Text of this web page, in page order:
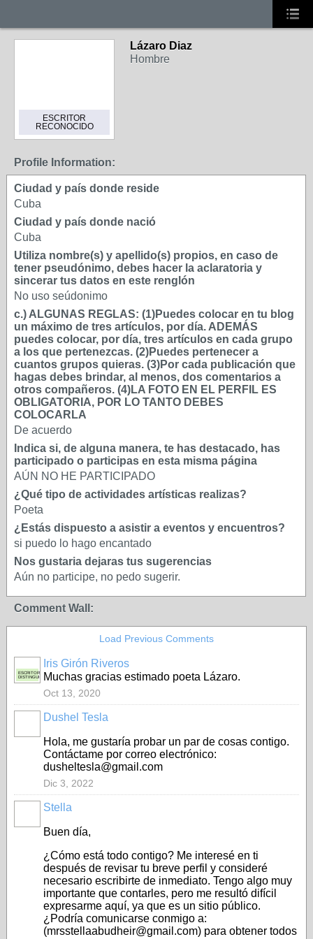
ESCRITOR
RECONOCIDO
Lázaro Diaz
Hombre
Profile Information:
Ciudad y país donde reside
Cuba
Ciudad y país donde nació
Cuba
Utiliza nombre(s) y apellido(s) propios, en caso de
tener pseudónimo, debes hacer la aclaratoria y
sincerar tus datos en este renglón
No uso seúdonimo
c.) ALGUNAS REGLAS: (1)Puedes colocar en tu blog
un máximo de tres artículos, por día. ADEMÁS
puedes colocar, por día, tres artículos en cada grupo
a los que pertenezcas. (2)Puedes pertenecer a
cuantos grupos quieras. (3)Por cada publicación que
hagas debes brindar, al menos, dos comentarios a
otros compañeros. (4)LA FOTO EN EL PERFIL ES
OBLIGATORIA, POR LO TANTO DEBES
COLOCARLA
De acuerdo
Indica si, de alguna manera, te has destacado, has
participado o participas en esta misma página
AÚN NO HE PARTICIPADO
¿Qué tipo de actividades artísticas realizas?
Poeta
¿Estás dispuesto a asistir a eventos y encuentros?
si puedo lo hago encantado
Nos gustaria dejaras tus sugerencias
Aún no participe, no pedo sugerir.
Comment Wall:
Load Previous Comments
ESCRITORA
DISTINGUIDA
Iris Girón Riveros
Muchas gracias estimado poeta Lázaro.
Oct 13, 2020
Dushel Tesla
Hola, me gustaría probar un par de cosas contigo.
Contáctame por correo electrónico:
dusheltesla@gmail.com
Dic 3, 2022
Stella
Buen día,
¿Cómo está todo contigo? Me interesé en ti
después de revisar tu breve perfil y consideré
necesario escribirte de inmediato. Tengo algo muy
importante que contarles, pero me resultó difícil
expresarme aquí, ya que es un sitio público.
¿Podría comunicarse conmigo a:
(mrsstellaabudheir@gmail.com) para obtener todos